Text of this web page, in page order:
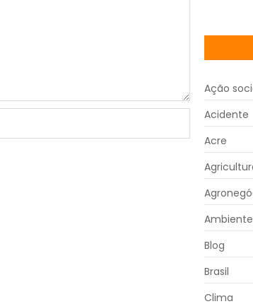
Ação
Acidente
Acre
Ambiente
Blog
Brasil
Clima